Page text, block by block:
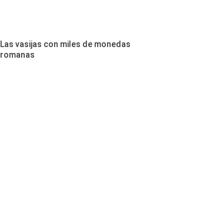
Las vasijas con miles de monedas
romanas